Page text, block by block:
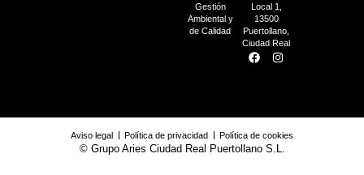
Gestión
Ambiental y
de Calidad
Local 1,
13500
Puertollano,
Ciudad Real
Aviso legal Política de privacidad Política de cookies
© Grupo Aries Ciudad Real Puertollano S.L.